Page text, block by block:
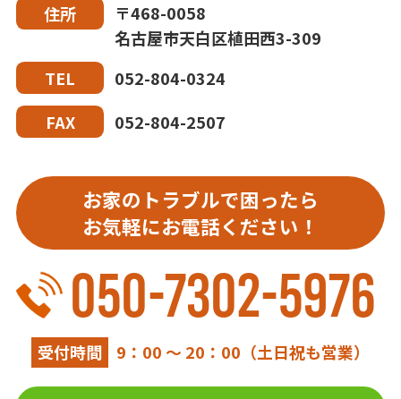
住所
〒468-0058
名古屋市天白区植田西3-309
TEL
052-804-0324
FAX
052-804-2507
お家のトラブルで困ったら
お気軽にお電話ください！
050-7302-5976
受付時間 9：00 ～ 20：00（土日祝も営業）